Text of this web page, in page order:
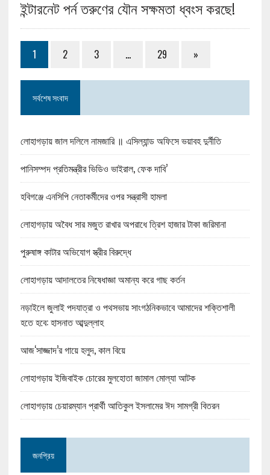
ইন্টারনেট পর্ন তরুণের যৌন সক্ষমতা ধ্বংস করছে!
1 2 3 … 29 »
সর্বশেষ সংবাদ
লোহাগড়ায় জাল দলিলে নামজারি ॥ এসিল্যান্ড অফিসে ভয়াবহ দুর্নীতি
পানিসম্পদ প্রতিমন্ত্রীর ভিডিও ভাইরাল, ফেক দাবি’
হবিগঞ্জে এনসিপি নেতাকর্মীদের ওপর সন্ত্রাসী হামলা
লোহাগড়ায় অবৈধ সার মজুত রাখার অপরাধে ত্রিশ হাজার টাকা জরিমানা
পুরুষাঙ্গ কাটার অভিযোগ স্ত্রীর বিরুদ্ধে
লোহাগড়ায় আদালতের নিষেধাজ্ঞা অমান্য করে গাছ কর্তন
নড়াইলে জুলাই পদযাত্রা ও পথসভায় সাংগঠনিকভাবে আমাদের শক্তিশালী
হতে হবে: হাসনাত আব্দুল্লাহ
আজ‘সাজ্জাদ’র গায়ে হলুদ, কাল বিয়ে
লোহাগড়ায় ইজিবাইক চোরের মুলহোতা জামাল মোল্যা আটক
লোহাগড়ায় চেয়ারম্যান প্রার্থী আতিকুল ইসলামের ঈদ সামগ্রী বিতরন
জনপ্রিয়